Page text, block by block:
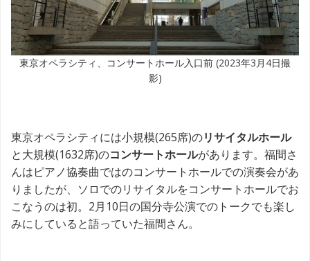
東京オペラシティ、コンサートホール入口前 (2023年3月4日撮
影)
東京オペラシティには小規模(265席)のリサイタルホール
と大規模(1632席)のコンサートホールがあります。福間さ
んはピアノ協奏曲ではのコンサートホールでの演奏会があ
りましたが、ソロでのリサイタルをコンサートホールでお
こなうのは初。2月10日の国分寺公演でのトークでも楽し
みにしていると語っていた福間さん。